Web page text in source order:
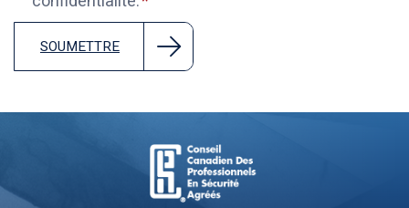
SOUMETTRE